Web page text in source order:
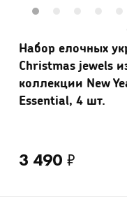
Набор елочных
Christmas jewels
коллекции New
Essential, 4 шт.
3 490 ₽